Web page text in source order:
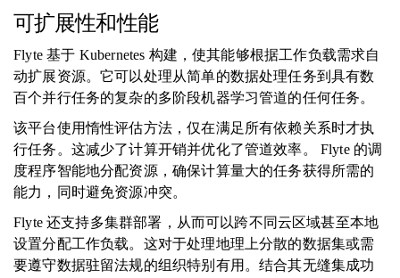
可扩展性和性能
Flyte 基于 Kubernetes 构建，使其能够根据工作负载需求自
动扩展资源。它可以处理从简单的数据处理任务到具有数
百个并行任务的复杂的多阶段机器学习管道的任何任务。
该平台使用惰性评估方法，仅在满足所有依赖关系时才执
行任务。这减少了计算开销并优化了管道效率。 Flyte 的调
度程序智能地分配资源，确保计算量大的任务获得所需的
能力，同时避免资源冲突。
Flyte 还支持多集群部署，从而可以跨不同云区域甚至本地
设置分配工作负载。这对于处理地理上分散的数据集或需
要遵守数据驻留法规的组织特别有用。结合其无缝集成功